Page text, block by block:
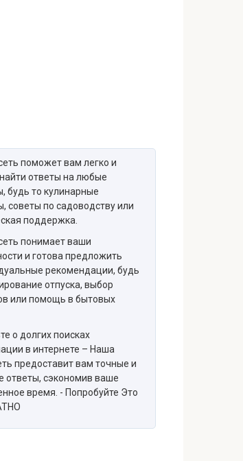
поможет вам легко и
ответы на любые
будь то кулинарные
советы по садоводству или
поддержка.
понимает ваши
и готова предложить
рекомендации, будь
отпуска, выбор
или помощь в бытовых
о долгих поисках
в интернете – Наша
предоставит вам точные и
ответы, сэкономив ваше
время. - Попробуйте Это